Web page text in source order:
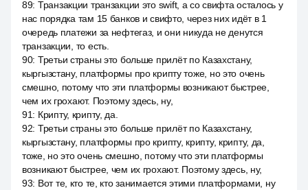
89: Транзакции транзакции это swift, а со свифта осталось у
нас порядка там 15 банков и свифто, через них идёт в 1
очередь платежи за нефтегаз, и они никуда не денутся
транзакции, то есть.
90: Третьи страны это больше прилёт по Казахстану,
кыргызстану, платформы про крипту тоже, но это очень
смешно, потому что эти платформы возникают быстрее,
чем их грохают. Поэтому здесь, ну,
91: Крипту, крипту, да.
92: Третьи страны это больше прилёт по Казахстану,
кыргызстану, платформы про крипту, крипту, крипту, да,
тоже, но это очень смешно, потому что эти платформы
возникают быстрее, чем их грохают. Поэтому здесь, ну,
93: Вот те, кто те, кто занимается этими платформами, ну